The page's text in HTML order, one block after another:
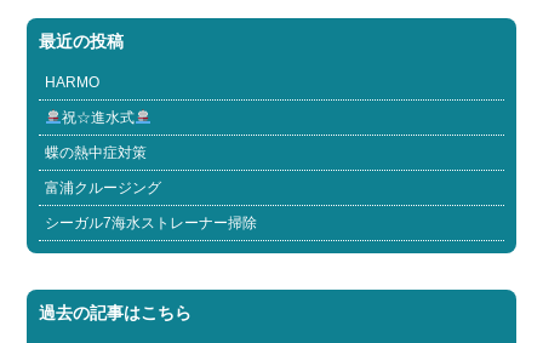
最近の投稿
HARMO
祝☆進水式
蝶の熱中症対策
富浦クルージング
シーガル7海水ストレーナー掃除
過去の記事はこちら